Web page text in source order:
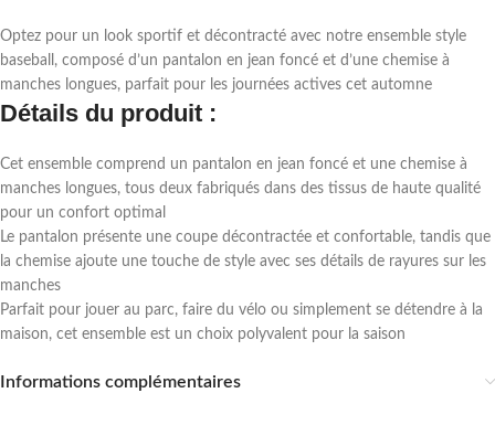
Optez pour un look sportif et décontracté avec notre ensemble style
baseball, composé d’un pantalon en jean foncé et d’une chemise à
manches longues, parfait pour les journées actives cet automne
Détails du produit :
Cet ensemble comprend un pantalon en jean foncé et une chemise à
manches longues, tous deux fabriqués dans des tissus de haute qualité
pour un confort optimal
Le pantalon présente une coupe décontractée et confortable, tandis que
la chemise ajoute une touche de style avec ses détails de rayures sur les
manches
Parfait pour jouer au parc, faire du vélo ou simplement se détendre à la
maison, cet ensemble est un choix polyvalent pour la saison
Informations complémentaires